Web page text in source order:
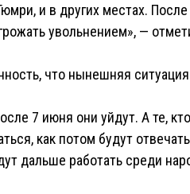
и в других местах.
увольнением», —
что нынешняя
7 июня они уйдут. А те,
как потом будут
дальше работать среди